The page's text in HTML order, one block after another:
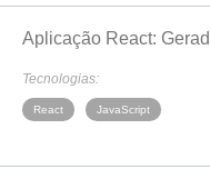
Aplicação React:
Tecnologias:
React JavaScript